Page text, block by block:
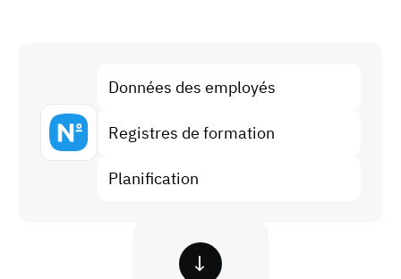
Prévisions et tendances
19 mars 2026
Arrêtez de courir, commencez à automatiser
avec AG5 Workflows
Données des employés
Registres de formation
Planification